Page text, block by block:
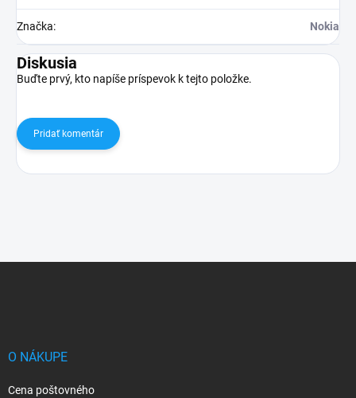
Značka: Nokia
Diskusia
Buďte prvý, kto napíše príspevok k tejto položke.
Pridať komentár
O NÁKUPE
Cena poštovného